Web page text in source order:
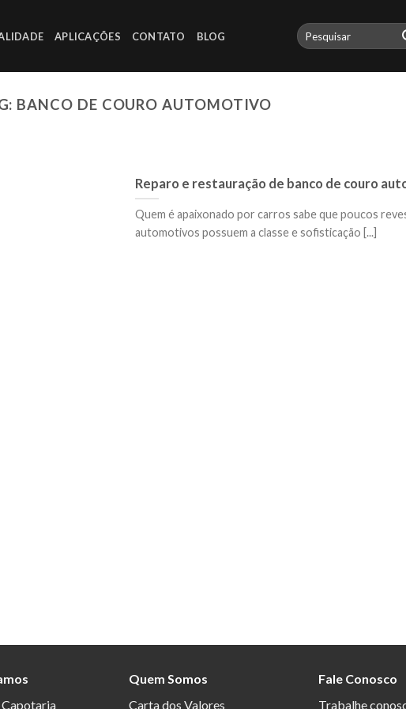
APLICAÇÕES CONTATO BLOG
BANCO DE COURO AUTOMOTIVO
Reparo e restauração de banco de couro
Quem é apaixonado por carros sabe que poucos
automotivos possuem a classe e sofisticação [...]
Capotaria
Quem Somos
Carta dos Valores
Fale Conosco
Trabalhe